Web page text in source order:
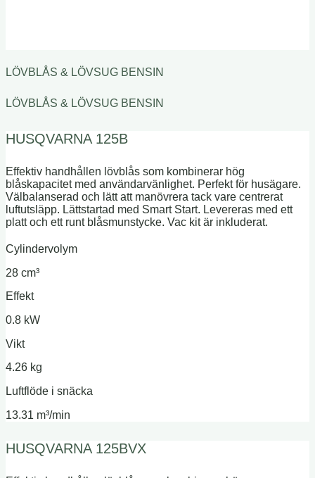
LÖVBLÅS & LÖVSUG BENSIN
LÖVBLÅS & LÖVSUG BENSIN
HUSQVARNA 125B
Effektiv handhållen lövblås som kombinerar hög
blåskapacitet med användarvänlighet. Perfekt för husägare.
Välbalanserad och lätt att manövrera tack vare centrerat
luftutsläpp. Lättstartad med Smart Start. Levereras med ett
platt och ett runt blåsmunstycke. Vac kit är inkluderat.
Cylindervolym
28 cm³
Effekt
0.8 kW
Vikt
4.26 kg
Luftflöde i snäcka
13.31 m³/min
HUSQVARNA 125BVX